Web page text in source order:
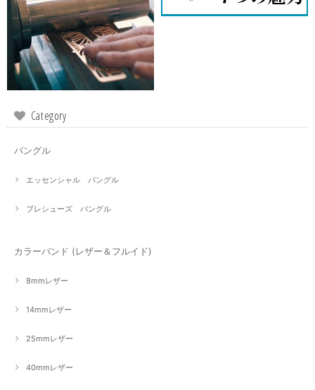
Category
バングル
エッセンシャル バングル
プレシューズ バングル
カラーバンド (レザー＆フルイド)
8mmレザー
14mmレザー
25mmレザー
40mmレザー